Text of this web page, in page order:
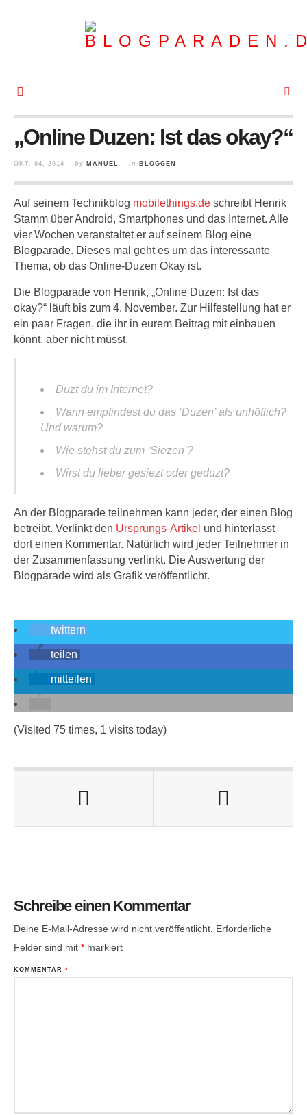
„Online Duzen: Ist das okay?“
OKT. 04, 2014 by MANUEL in BLOGGEN
Auf seinem Technikblog mobilethings.de schreibt Henrik
Stamm über Android, Smartphones und das Internet. Alle
vier Wochen veranstaltet er auf seinem Blog eine
Blogparade. Dieses mal geht es um das interessante
Thema, ob das Online-Duzen Okay ist.
Die Blogparade von Henrik, „Online Duzen: Ist das
okay?“ läuft bis zum 4. November. Zur Hilfestellung hat er
ein paar Fragen, die ihr in eurem Beitrag mit einbauen
könnt, aber nicht müsst.
Duzt du im Internet?
Wann empfindest du das ‘Duzen’ als unhöflich?
Und warum?
Wie stehst du zum ‘Siezen’?
Wirst du lieber gesiezt oder geduzt?
An der Blogparade teilnehmen kann jeder, der einen Blog
betreibt. Verlinkt den Ursprungs-Artikel und hinterlasst
dort einen Kommentar. Natürlich wird jeder Teilnehmer in
der Zusammenfassung verlinkt. Die Auswertung der
Blogparade wird als Grafik veröffentlicht.
twittern
teilen
mitteilen
(Visited 75 times, 1 visits today)
Schreibe einen Kommentar
Deine E-Mail-Adresse wird nicht veröffentlicht. Erforderliche
Felder sind mit * markiert
KOMMENTAR *